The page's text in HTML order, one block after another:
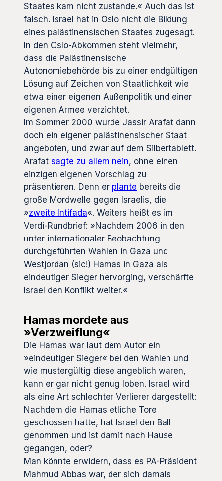
Staates kam nicht zustande.« Auch das ist
falsch. Israel hat in Oslo nicht die Bildung
eines palästinensischen Staates zugesagt.
In den Oslo-Abkommen steht vielmehr,
dass die Palästinensische
Autonomiebehörde bis zu einer endgültigen
Lösung auf Zeichen von Staatlichkeit wie
etwa einer eigenen Außenpolitik und einer
eigenen Armee verzichtet.
Im Sommer 2000 wurde Jassir Arafat dann
doch ein eigener palästinensischer Staat
angeboten, und zwar auf dem Silbertablett.
Arafat sagte zu allem nein, ohne einen
einzigen eigenen Vorschlag zu
präsentieren. Denn er plante bereits die
große Mordwelle gegen Israelis, die
»zweite Intifada«. Weiters heißt es im
Verdi-Rundbrief: »Nachdem 2006 in den
unter internationaler Beobachtung
durchgeführten Wahlen in Gaza und
Westjordan (sic!) Hamas in Gaza als
eindeutiger Sieger hervorging, verschärfte
Israel den Konflikt weiter.«
Hamas mordete aus
»Verzweiflung«
Die Hamas war laut dem Autor ein
»eindeutiger Sieger« bei den Wahlen und
wie mustergültig diese angeblich waren,
kann er gar nicht genug loben. Israel wird
als eine Art schlechter Verlierer dargestellt:
Nachdem die Hamas etliche Tore
geschossen hatte, hat Israel den Ball
genommen und ist damit nach Hause
gegangen, oder?
Man könnte erwidern, dass es PA-Präsident
Mahmud Abbas war, der sich damals